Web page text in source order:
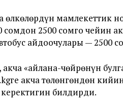
өлкөлөрдүн мамлекеттик
сомдон 2500 сомго чейин
айдоочулары — 2500
«айлана-чөйрөнүн
акча төлөнгөндөн
билдирди.